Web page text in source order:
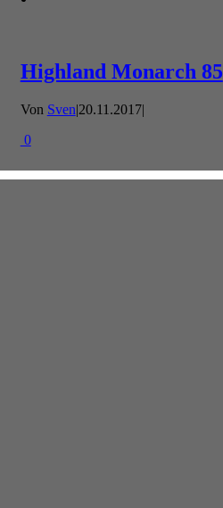
Highland Monarch 85
Von Sven|20.11.2017|
0